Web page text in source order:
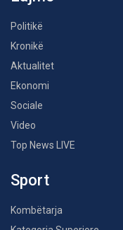
Politikë
Kronikë
Aktualitet
Ekonomi
Sociale
Video
Top News LIVE
Sport
Kombëtarja